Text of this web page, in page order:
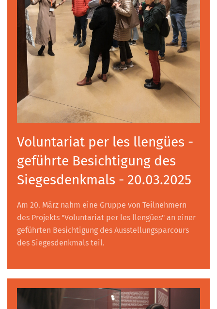
Voluntariat per les llengües -
geführte Besichtigung des
Siegesdenkmals - 20.03.2025
Am 20. März nahm eine Gruppe von Teilnehmern
des Projekts "Voluntariat per les llengües" an einer
geführten Besichtigung des Ausstellungsparcours
des Siegesdenkmals teil.